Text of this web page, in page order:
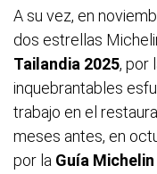
A su vez, en
dos estrellas
Tailandia 2025, por
inquebrantables
trabajo en el
meses antes, en
por la Guía